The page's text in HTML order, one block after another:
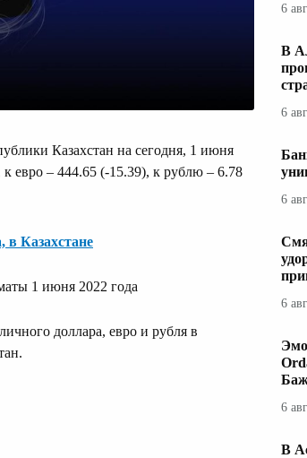
Казахстан на сегодня, 1 июня
к евро – 444.65 (-15.39), к рублю – 6.78
в Казахстане
1 июня 2022 года
доллара, евро и рубля в
6
В
6
6
6
6
В